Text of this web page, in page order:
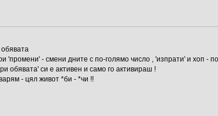
'промени' - смени дните с по-голямо число , 'изпрати' и хоп -
обявата' си е активен и само го активираш !
- цял живот *би - *чи !!